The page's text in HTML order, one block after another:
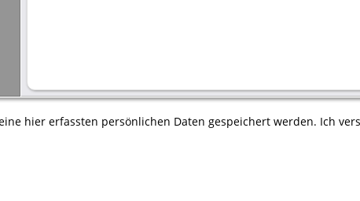
hier erfassten persönlichen Daten gespeichert werden. Ich